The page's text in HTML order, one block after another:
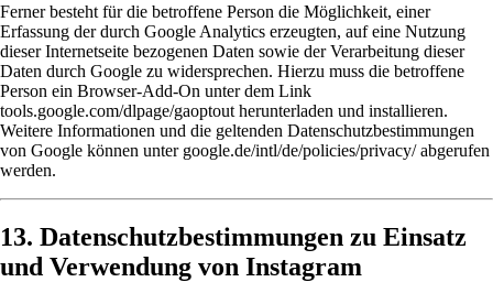
Ferner besteht für die betroffene Person die Möglichkeit, einer
Erfassung der durch Google Analytics erzeugten, auf eine Nutzung
dieser Internetseite bezogenen Daten sowie der Verarbeitung dieser
Daten durch Google zu widersprechen. Hierzu muss die betroffene
Person ein Browser-Add-On unter dem Link
tools.google.com/dlpage/gaoptout herunterladen und installieren.
Weitere Informationen und die geltenden Datenschutzbestimmungen
von Google können unter google.de/intl/de/policies/privacy/abgerufen
werden.
13. Datenschutzbestimmungen zu Einsatz
und Verwendung von Instagram